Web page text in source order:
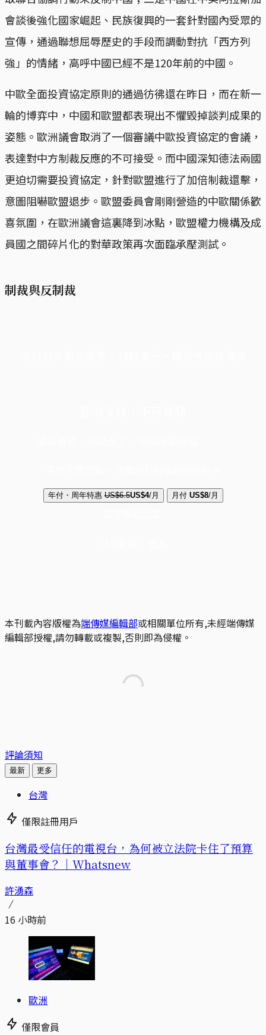
會談後強化國家崛起、民族復興的一套針對國內受眾的
宣傳，通過聯想屈辱歷史的手段而調動對抗「西方列
強」的情緒，高呼中國已經不是120年前的中國。
中歐全面投資協定原則的通過彷彿還在昨日，而在新一
輪的博弈中，中國和歐盟都表現出不懼毀掉談判成果的
姿態。歐洲議會取消了一個審議中歐投資協定的會議，
表達對中方制裁反應的不可接受。而中國深知德法兩國
更迫切需要投資協定，針對歐盟進行了加倍制裁還擊，
意圖阻嚇歐盟退步。歐盟委員會剛剛營造的中歐關係歡
喜氛圍，在歐洲議會這裏降到冰點，歐盟權力機構及成
員國之間碎片化的對華政策再次面臨承壓測試。
制裁與反制裁
年付・周年特惠 US$6.5US$4/月 月付 US$8/月
本刊載內容版權為端傳媒編輯部或相關單位所有,未經端傳媒
編輯部授權,請勿轉載或複製,否則即為侵權。
評論須知
最新 更多
台灣
僅限註冊用戶
台灣最受信任的電視台，為何被立法院卡住了預算
與董事會？｜Whatsnew
許湧森
16 小時前
歐洲
僅限會員